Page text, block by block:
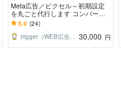
Meta広告／ピクセル～初期設定
を丸ごと代行します コンバージ
ョン計測／ややこしい設定はお任
せください！
5.0 (24)
trigger（WEB広告運用者） 30,000 円